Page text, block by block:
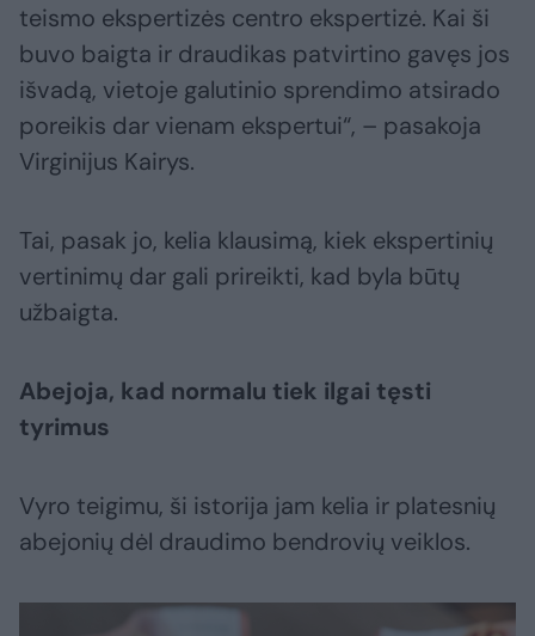
teismo ekspertizės centro ekspertizė. Kai ši
buvo baigta ir draudikas patvirtino gavęs jos
išvadą, vietoje galutinio sprendimo atsirado
poreikis dar vienam ekspertui“, – pasakoja
Virginijus Kairys.
Tai, pasak jo, kelia klausimą, kiek ekspertinių
vertinimų dar gali prireikti, kad byla būtų
užbaigta.
Abejoja, kad normalu tiek ilgai tęsti
tyrimus
Vyro teigimu, ši istorija jam kelia ir platesnių
abejonių dėl draudimo bendrovių veiklos.